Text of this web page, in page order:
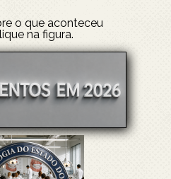
o que aconteceu
na figura.